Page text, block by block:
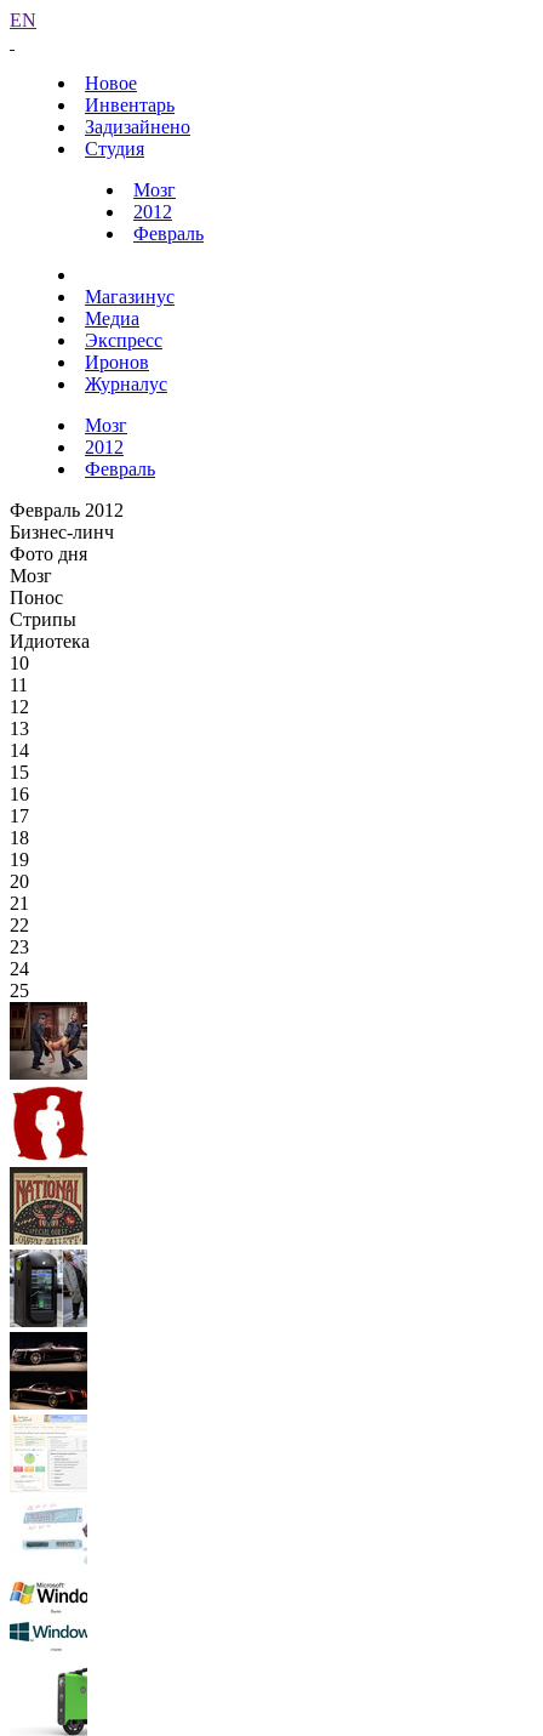
EN
Новое
Инвентарь
Задизайнено
Студия
Мозг
2012
Февраль
Магазинус
Медиа
Экспресс
Иронов
Журналус
Мозг
2012
Февраль
Февраль 2012
Бизнес-линч
Фото дня
Мозг
Понос
Стрипы
Идиотека
10
11
12
13
14
15
16
17
18
19
20
21
22
23
24
25